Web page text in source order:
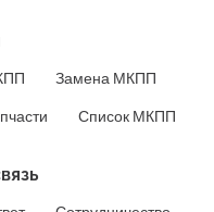
Замена МКПП
Список МКПП